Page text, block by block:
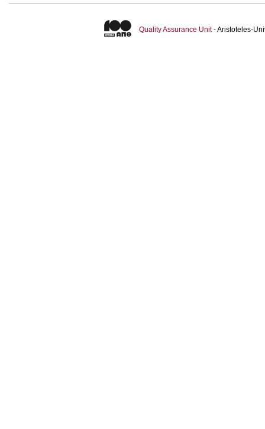
Quality Assurance Unit- Aristoteles-